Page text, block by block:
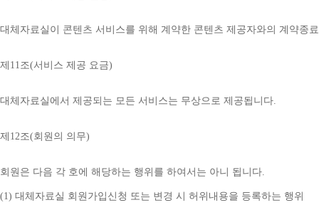
대체자료실이 콘텐츠 서비스를 위해 계약한 콘텐츠 제공자와의 계약종
제 11조(서비스 제공 요금)
대체자료실에서 제공되는 모든 서비스는 무상으로 제공됩니다.
제 12조(회원의 의무)
회원은 다음 각 호에 해당하는 행위를 하여서는 아니 됩니다.
(1) 대체자료실 회원가입신청 또는 변경 시 허위내용을 등록하는 행위